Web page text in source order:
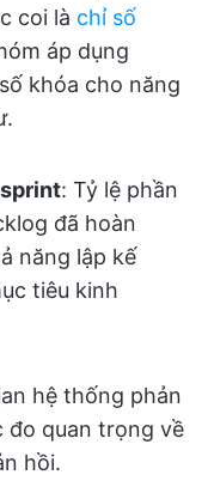
coi là chỉ số
áp dụng
khóa cho năng
: Tỷ lệ phần
đã hoàn
năng lập kế
tiêu kinh
hệ thống phản
đo quan trọng về
hồi.